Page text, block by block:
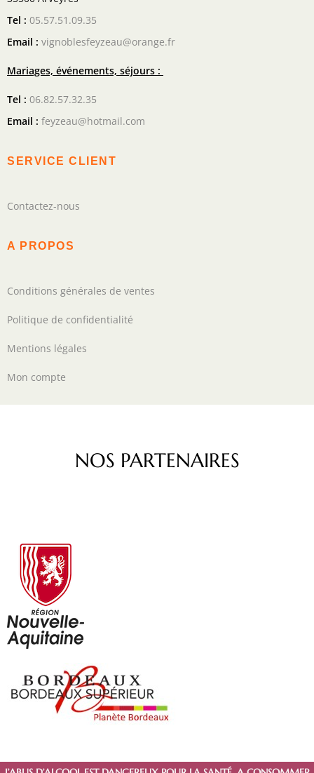
Tel : 05.57.51.09.35
Email : vignoblesfeyzeau@orange.fr
Mariages, événements, séjours :
Tel : 06.82.57.32.35
Email : feyzeau@hotmail.com
SERVICE CLIENT
Contactez-nous
A PROPOS
Conditions générales de ventes
Politique de confidentialité
Mentions légales
Mon compte
NOS PARTENAIRES